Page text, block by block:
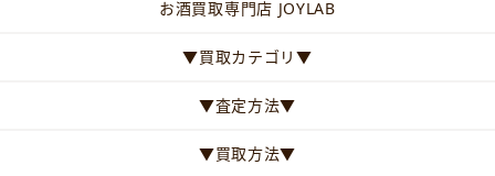
お酒買取専門店 JOYLAB
▼買取カテゴリ▼
▼査定方法▼
▼買取方法▼